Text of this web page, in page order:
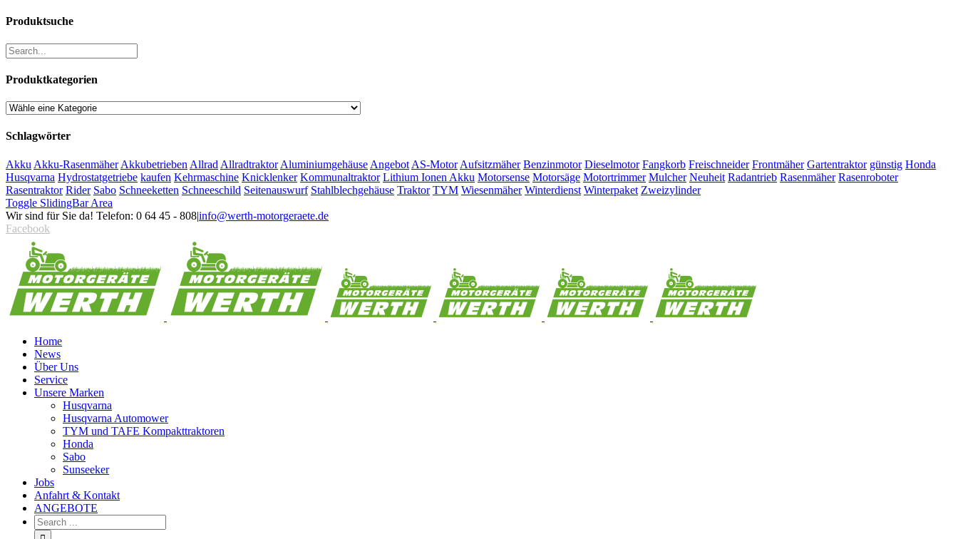
Produktsuche
Produktkategorien
Schlagwörter
Akku Akku-Rasenmäher Akkubetrieben Allrad Allradtraktor Aluminiumgehäuse Angebot AS-Motor Aufsitzmäher Benzinmotor Dieselmotor Fangkorb Freischneider Frontmäher Gartentraktor günstig Honda
Husqvarna Hydrostatgetriebe kaufen Kehrmaschine Knicklenker Kommunaltraktor Lithium Ionen Akku Motorsense Motorsäge Motortrimmer Mulcher Neuheit Radantrieb Rasenmäher Rasenroboter
Rasentraktor Rider Sabo Schneeketten Schneeschild Seitenauswurf Stahlblechgehäuse Traktor TYM Wiesenmäher Winterdienst Winterpaket Zweizylinder
Toggle SlidingBar Area
Wir sind für Sie da! Telefon: 0 64 45 - 808|info@werth-motorgeraete.de
Facebook
Home
News
Über Uns
Service
Unsere Marken
Husqvarna
Husqvarna Automower
TYM und TAFE Kompakttraktoren
Honda
Sabo
Sunseeker
Jobs
Anfahrt & Kontakt
ANGEBOTE